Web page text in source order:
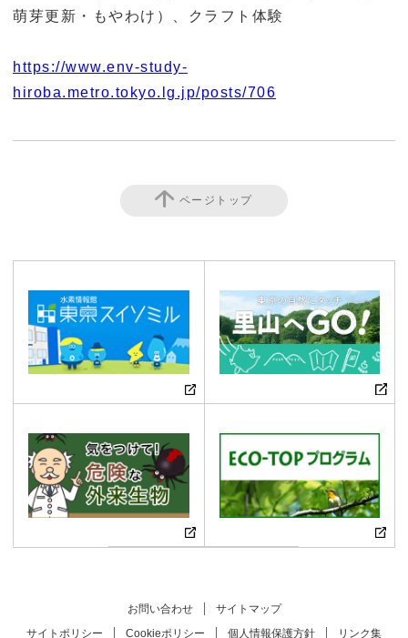
萌芽更新・もやわけ）、クラフト体験
https://www.env-study-
hiroba.metro.tokyo.lg.jp/posts/706
ページトップ
お問い合わせ
サイトマップ
サイトポリシー
Cookieポリシー 個人情報保護方針 リンク集